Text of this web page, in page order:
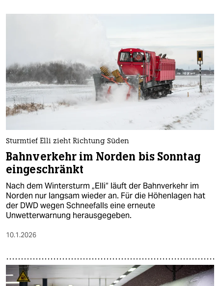
Sturmtief Elli zieht Richtung Süden
Bahnverkehr im Norden bis Sonntag
eingeschränkt
Nach dem Wintersturm „Elli“ läuft der Bahnverkehr im
Norden nur langsam wieder an. Für die Höhenlagen hat
der DWD wegen Schneefalls eine erneute
Unwetterwarnung herausgegeben.
10.1.2026